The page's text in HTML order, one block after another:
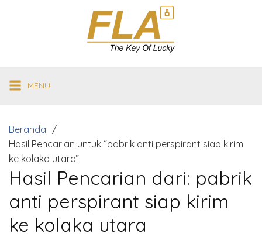
MENU
Beranda
Hasil Pencarian untuk “pabrik anti perspirant siap kirim
ke kolaka utara”
Hasil Pencarian dari: pabrik
anti perspirant siap kirim
ke kolaka utara